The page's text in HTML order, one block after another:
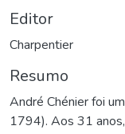
Editor
Charpentier
Resumo
André Chénier foi
1794). Aos 31